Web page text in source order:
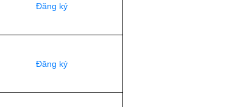
Đăng ký
Đăng ký